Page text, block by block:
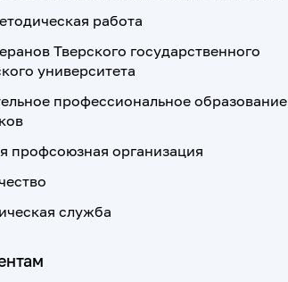
работа
Тверского государственного
университета
профессиональное образование
профсоюзная организация
служба